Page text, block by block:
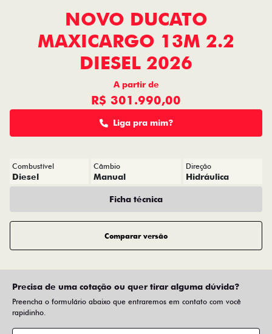
NOVO DUCATO
MAXICARGO 13M 2.2
DIESEL 2026
A partir de
R$ 301.990,00
Liga pra mim?
Combustível
Diesel
Câmbio
Manual
Direção
Hidráulica
Ficha técnica
Comparar versão
Precisa de uma cotação ou quer tirar alguma dúvida?
Preencha o formulário abaixo que entraremos em contato com você
rapidinho.